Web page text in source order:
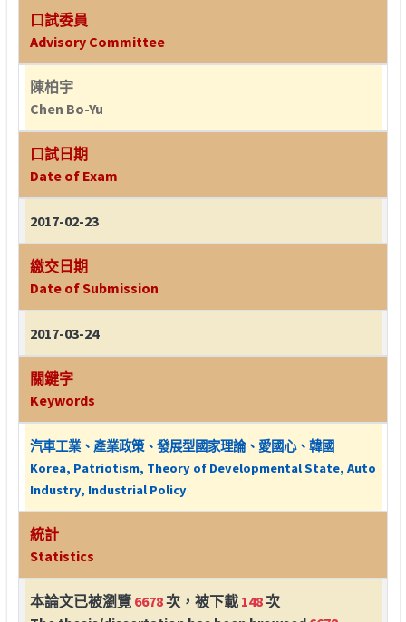
口試委員
Advisory Committee
陳柏宇
Chen Bo-Yu
口試日期
Date of Exam
2017-02-23
繳交日期
Date of Submission
2017-03-24
關鍵字
Keywords
汽車工業、產業政策、發展型國家理論、愛國心、韓國
Korea, Patriotism, Theory of Developmental State, Auto
Industry, Industrial Policy
統計
Statistics
本論文已被瀏覽 6678次，被下載 148次